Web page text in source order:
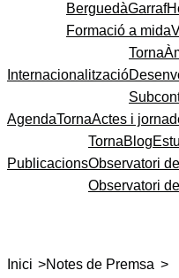
BerguedàGarraf
Formació a mida
Internacionalització
Torna
AgendaTornaActes i
Publicacions
TornaBlog
Observatori
Observatori
Inici >Notes de Premsa >